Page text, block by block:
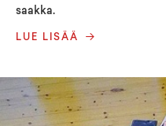
saakka.
LUE LISÄÄ